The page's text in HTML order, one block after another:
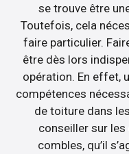
se trouve être
Toutefois, cela
faire particulier.
être dès lors
opération. En effet,
compétences
de toiture dans
conseiller sur les
combles, qu’il